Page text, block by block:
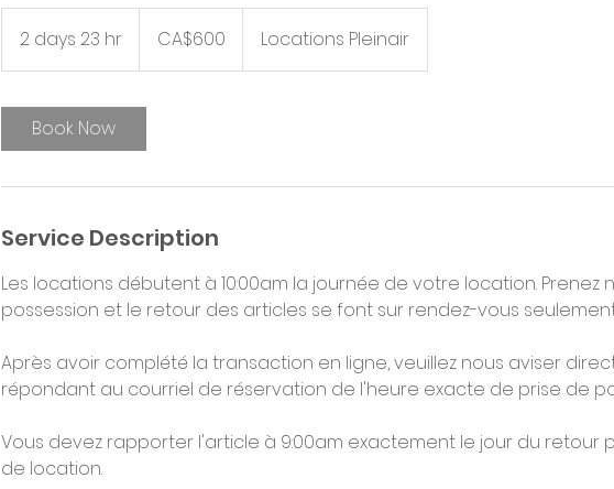
2 days 23 hr
d
s
r
dollarsCA$600 Locations Pleinair
Book Now
Service Description
Les locations débutent à 10:00am la journée de votre location. Prenez
possession et le retour des articles se font sur rendez-vous
Après avoir complété la transaction en ligne, veuillez nous aviser
répondant au courriel de réservation de l'heure exacte de prise de
Vous devez rapporter l'article à 9:00am exactement le jour du retour
de location.